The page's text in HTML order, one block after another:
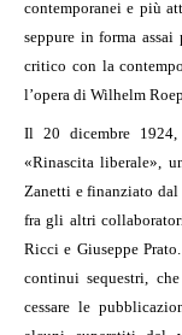
contemporanei e più
seppure in forma
critico con la
l’opera di Wilhelm
Il 20 dicembre
«Rinascita liberale»,
Zanetti e finanziato
fra gli altri
Ricci e Giuseppe
continui sequestri,
cessare le